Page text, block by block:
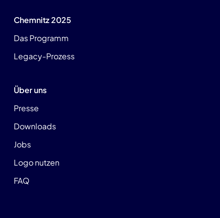
Chemnitz 2025
Das Programm
Legacy-Prozess
Über uns
Presse
Downloads
Jobs
Logo nutzen
FAQ